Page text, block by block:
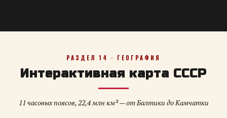
РАЗДЕЛ 14 · ГЕОГРАФИЯ
Интерактивная карта СССР
11 часовых поясов, 22,4 млн км² — от Балтики до Камчатки